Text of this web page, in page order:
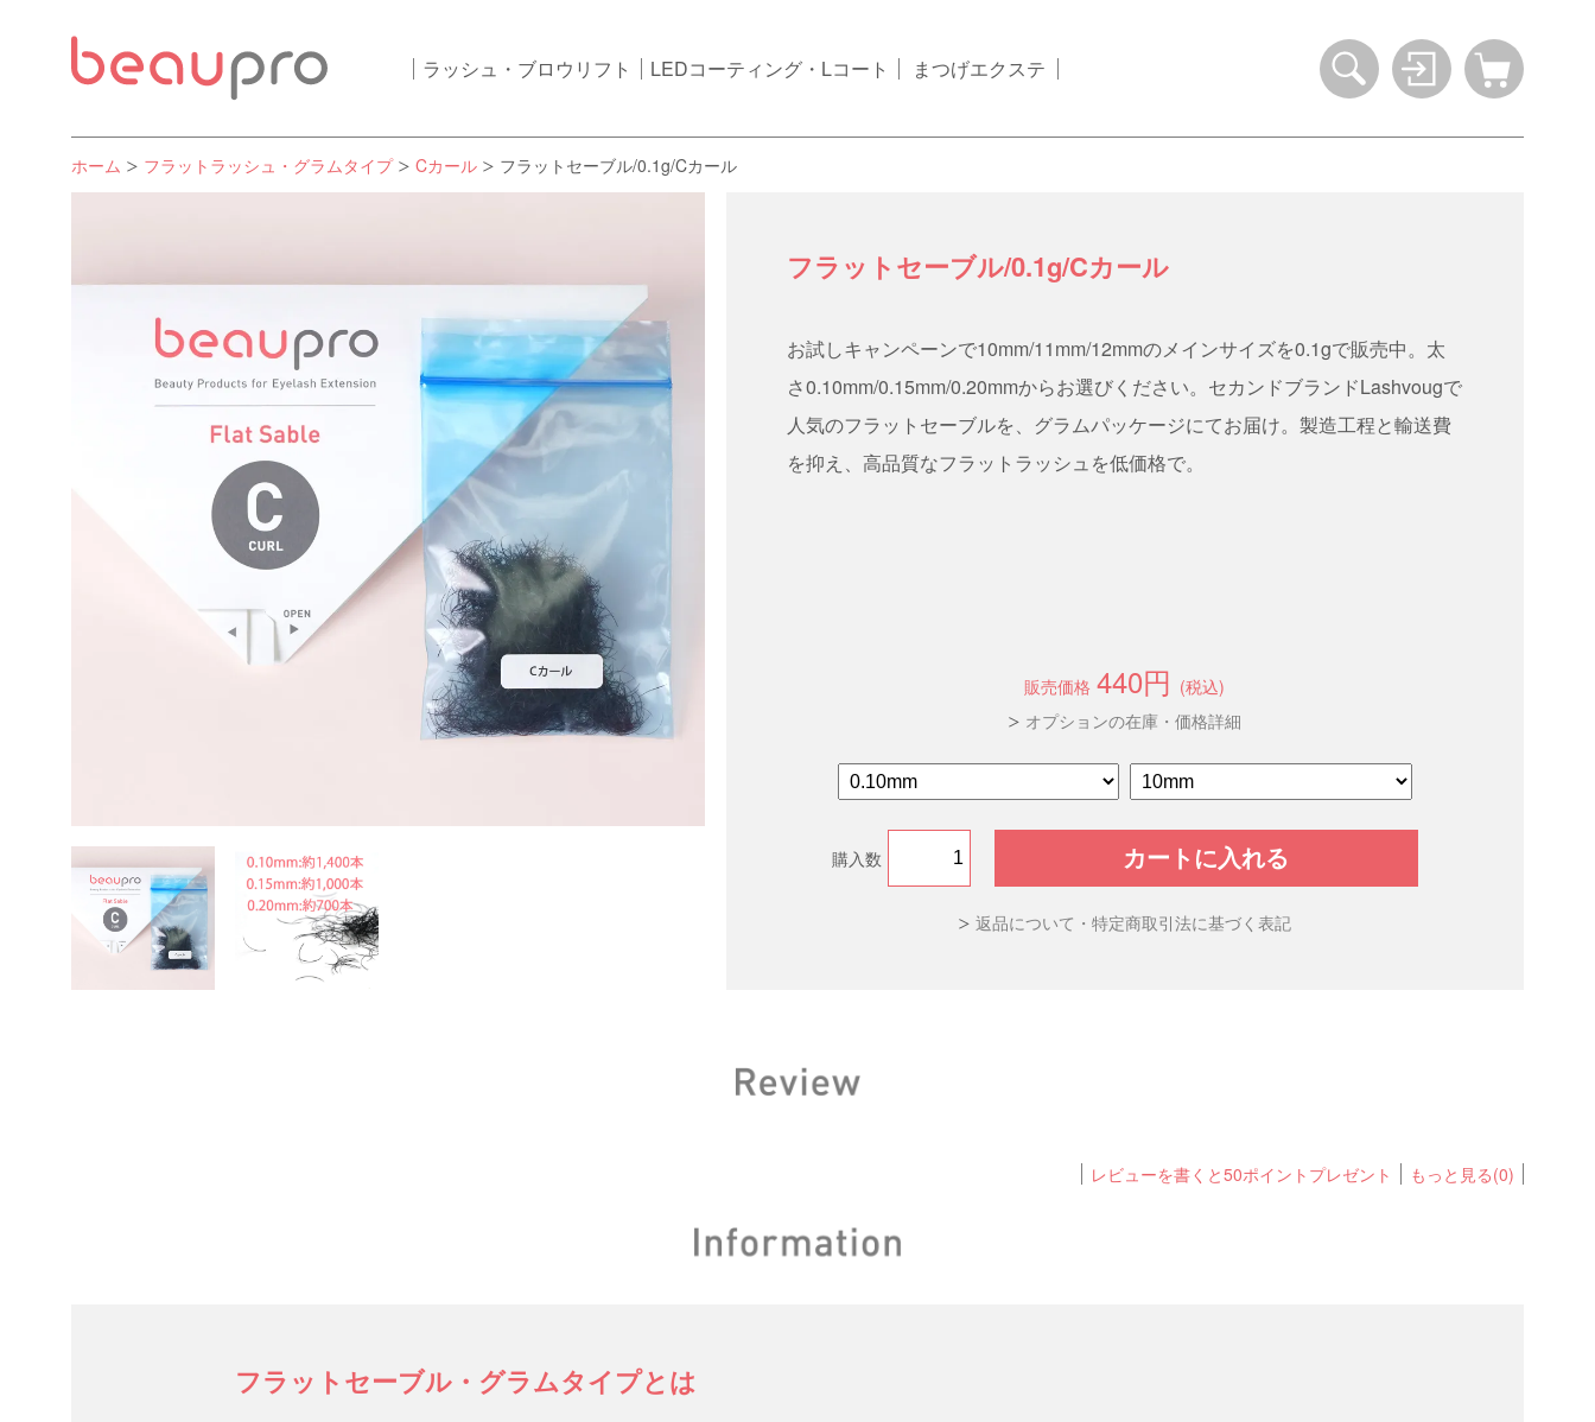
ラッシュ・ブロウリフト LEDコーティング・Lコート まつげエクステ
ホーム フラットラッシュ・グラムタイプ Cカール フラットセーブル/0.1g/Cカール
フラットセーブル/0.1g/Cカール
お試しキャンペーンで10mm/11mm/12mmのメインサイズを0.1gで販売中。太
さ0.10mm/0.15mm/0.20mmからお選びください。セカンドブランドLashvougで
人気のフラットセーブルを、グラムパッケージにてお届け。製造工程と輸送費
を抑え、高品質なフラットラッシュを低価格で。
販売価格 440円 (税込)
オプションの在庫・価格詳細
購入数 カートに入れる
返品について・特定商取引法に基づく表記
レビューを書くと50ポイントプレゼント もっと見る(0)
フラットセーブル・グラムタイプとは